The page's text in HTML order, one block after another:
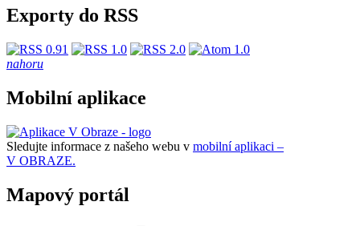
Exporty do RSS
nahoru
Mobilní aplikace
Sledujte informace z našeho webu v mobilní aplikaci –
V OBRAZE.
Mapový portál